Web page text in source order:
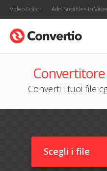
Video Editor Add Subtitles to
Convertitore
Converti i tuoi file
Scegli i file